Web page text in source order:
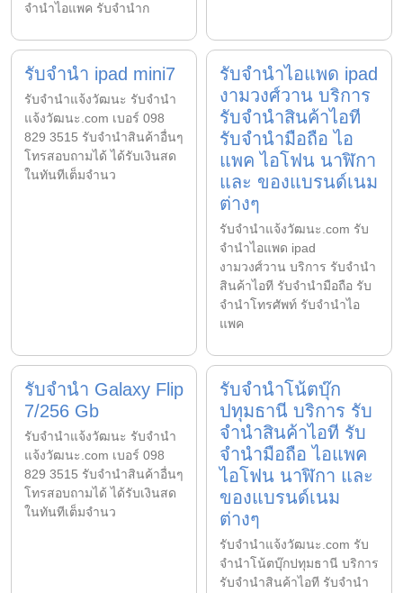
จำนำไอแพค รับจำนำก
รับจำนำ ipad mini7
รับจํานําแจ้งวัฒนะ รับจํานํา
แจ้งวัฒนะ.com เบอร์ 098
829 3515 รับจำนำสินค้าอื่นๆ
โทรสอบถามได้ ได้รับเงินสด
ในทันทีเต็มจำนว
รับจำนำไอแพด ipad
งามวงศ์วาน บริการ
รับจำนำสินค้าไอที
รับจำนำมือถือ ไอ
แพค ไอโฟน นาฬิกา
และ ของแบรนด์เนม
ต่างๆ
รับจํานําแจ้งวัฒนะ.com รับ
จำนำไอแพด ipad
งามวงศ์วาน บริการ รับจำนำ
สินค้าไอที รับจำนำมือถือ รับ
จำนำโทรศัพท์ รับจำนำไอ
แพค
รับจำนำ Galaxy Flip
7/256 Gb
รับจํานําแจ้งวัฒนะ รับจํานํา
แจ้งวัฒนะ.com เบอร์ 098
829 3515 รับจำนำสินค้าอื่นๆ
โทรสอบถามได้ ได้รับเงินสด
ในทันทีเต็มจำนว
รับจำนำโน้ตบุ๊ก
ปทุมธานี บริการ รับ
จำนำสินค้าไอที รับ
จำนำมือถือ ไอแพค
ไอโฟน นาฬิกา และ
ของแบรนด์เนม
ต่างๆ
รับจํานําแจ้งวัฒนะ.com รับ
จำนำโน้ตบุ๊กปทุมธานี บริการ
รับจำนำสินค้าไอที รับจำนำ